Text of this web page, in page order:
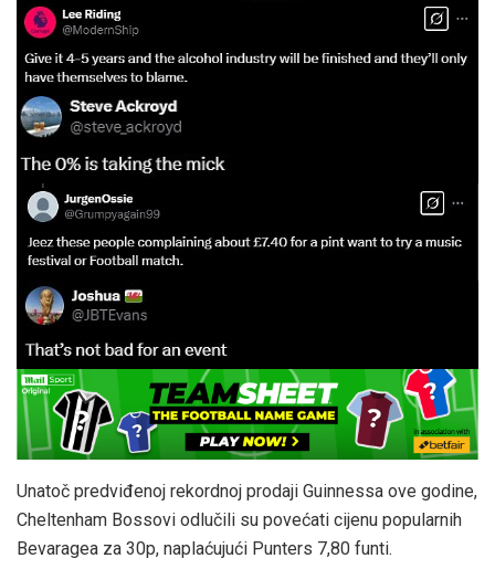
Unatoč predviđenoj rekordnoj prodaji Guinnessa ove godine,
Cheltenham Bossovi odlučili su povećati cijenu popularnih
Bevaragea za 30p, naplaćujući Punters 7,80 funti.